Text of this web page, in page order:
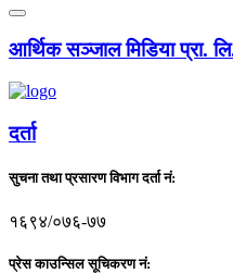
आर्थिक सञ्जाल मिडिया प्रा. लि.
दर्ता
सुचना तथा प्रसारण विभाग दर्ता नं:
१६९४/०७६-७७
प्रेस काउन्सिल सूचिकरण नं: